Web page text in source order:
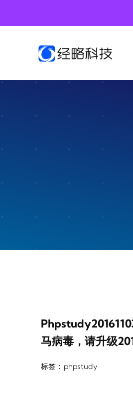
马病毒，请升级
标签： phpstudy